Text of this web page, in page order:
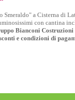
Smeraldo" a Cisterna di
con cantina
Bianconi Costruzioni
e condizioni di